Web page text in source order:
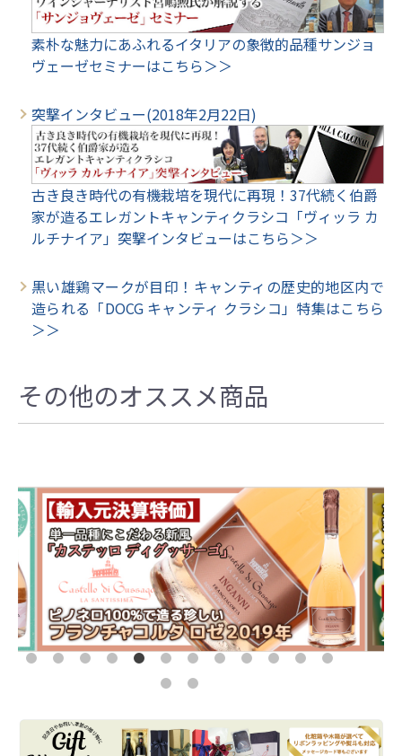
素朴な魅力にあふれるイタリアの象徴的品種サンジョ
ヴェーゼセミナーはこちら＞＞
突撃インタビュー(2018年2月22日)
古き良き時代の有機栽培を現代に再現！37代続く伯爵
家が造るエレガントキャンティクラシコ「ヴィッラ カ
ルチナイア」突撃インタビューはこちら＞＞
黒い雄鶏マークが目印！キャンティの歴史的地区内で
造られる「DOCG キャンティ クラシコ」特集はこちら
＞＞
その他のオススメ商品